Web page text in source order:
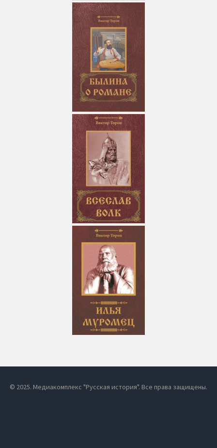
© 2025. Медиакомплекс "Русская история". Все права защищены.